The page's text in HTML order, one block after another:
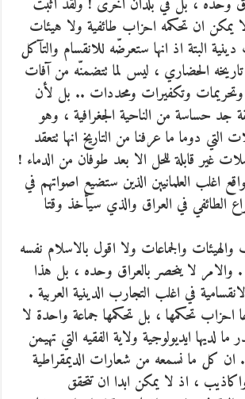
وحده ، بل في بلدان اخرى ! ولقد اثبت
لا يمكن ان تحكمه احزاب طائفية ولا هيئات
البتة اذ انها ستعرضّه للانقسام والتآكل
الحضاري ، ليس لما تتضمنّه من آفات
وتحريمات وتكفيرات ومحددات .. بل لأن
جد حساسة من الناحية الجغرافية ، وهو
دوما ما عرفنا من التاريخ انها تتعقد
غير قابلة للحل الا بعد طوفان من الدماء !
اغلب العلمانيين الذين ستضيع اصواتهم في
في العراق والذي سيأخذ وقتا
والجماعات ولا اقول بالاسلام نفسه
. والامر لا ينحصر بالعراق وحده ، بل هذا
في اغلب التجارب الدينية العربية .
احزاب تحكمها ، بل تحكمها جماعة واحدة لا
ما لديها ايديولوجية ولاية الفقيه التي تهيمن
. ان كل ما نسمعه من شعارات الديمقراطية
، اذ لا يمكن ابدا ان تتحقق